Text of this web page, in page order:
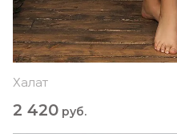
Халат
2 420 руб.